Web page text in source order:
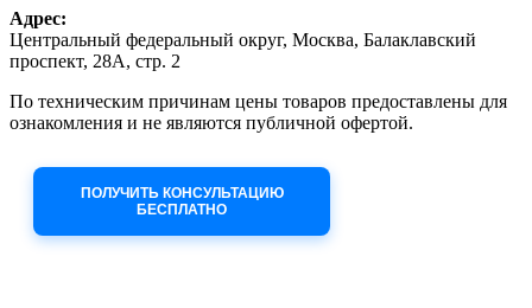
Адрес:
Центральный федеральный округ, Москва, Балаклавский
проспект, 28А, стр. 2
По техническим причинам цены товаров предоставлены для
ознакомления и не являются публичной офертой.
ПОЛУЧИТЬ КОНСУЛЬТАЦИЮ
БЕСПЛАТНО